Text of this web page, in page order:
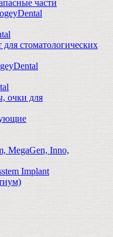
части
стоматологических
очки для
MegaGen, Inno,
Implant